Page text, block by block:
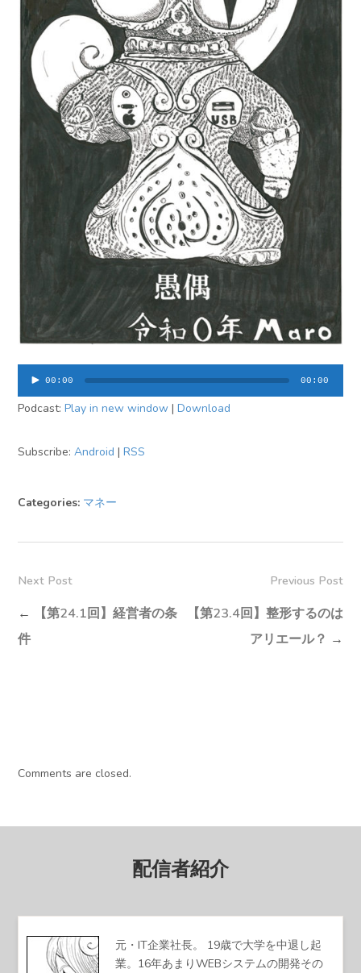
プ
ー
00:00 00:00
Podcast: Play in new window| Download
Subscribe: Android | RSS
Categories: マネー
Previous Post
【第23.4回】整形するのは
アリエール？ →
Next Post
←
【第24.1回】経営者の条
件
Comments are closed.
配信者紹介
元・IT企業社長。 19歳で大学を中退し起
業。16年あまりWEBシステムの開発その